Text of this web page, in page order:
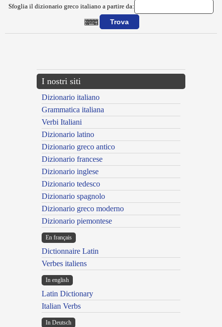
Sfoglia il dizionario greco italiano a partire da:
I nostri siti
Dizionario italiano
Grammatica italiana
Verbi Italiani
Dizionario latino
Dizionario greco antico
Dizionario francese
Dizionario inglese
Dizionario tedesco
Dizionario spagnolo
Dizionario greco moderno
Dizionario piemontese
En français
Dictionnaire Latin
Verbes italiens
In english
Latin Dictionary
Italian Verbs
In Deutsch